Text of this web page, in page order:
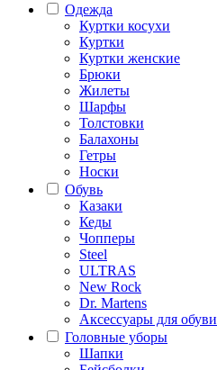
Одежда
Куртки косухи
Куртки
Куртки женские
Брюки
Жилеты
Шарфы
Толстовки
Балахоны
Гетры
Носки
Обувь
Казаки
Кеды
Чопперы
Steel
ULTRAS
New Rock
Dr. Martens
Аксессуары для обуви
Головные уборы
Шапки